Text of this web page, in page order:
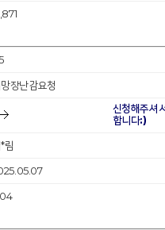
장난감요청
신청해주셔
합니다:)
림